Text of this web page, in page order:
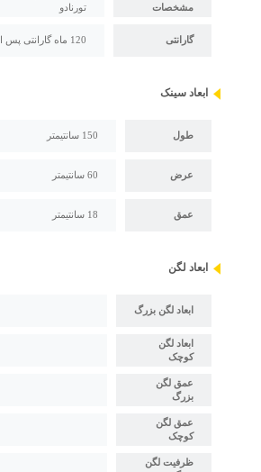
مشخصات
تورنادو
گارانتی 120 ماه گارانتی پس از فروش اخوان
ابعاد سینک
طول 150 سانتیمتر
عرض 60 سانتیمتر
عمق 18 سانتیمتر
ابعاد لگن
ابعاد لگن بزرگ
ابعاد لگن
کوچک
عمق لگن
بزرگ
عمق لگن
کوچک
ظرفیت لگن